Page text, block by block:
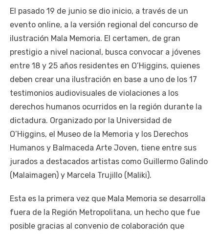
El pasado 19 de junio se dio inicio, a través de un
evento online, a la versión regional del concurso de
ilustración Mala Memoria. El certamen, de gran
prestigio a nivel nacional, busca convocar a jóvenes
entre 18 y 25 años residentes en O’Higgins, quienes
deben crear una ilustración en base a uno de los 17
testimonios audiovisuales de violaciones a los
derechos humanos ocurridos en la región durante la
dictadura. Organizado por la Universidad de
O’Higgins, el Museo de la Memoria y los Derechos
Humanos y Balmaceda Arte Joven, tiene entre sus
jurados a destacados artistas como Guillermo Galindo
(Malaimagen) y Marcela Trujillo (Maliki).
Esta es la primera vez que Mala Memoria se desarrolla
fuera de la Región Metropolitana, un hecho que fue
posible gracias al convenio de colaboración que